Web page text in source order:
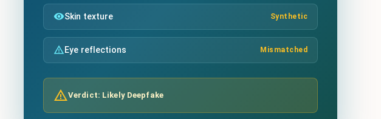
Skin texture Synthetic
Eye reflections Mismatched
Verdict: Likely Deepfake